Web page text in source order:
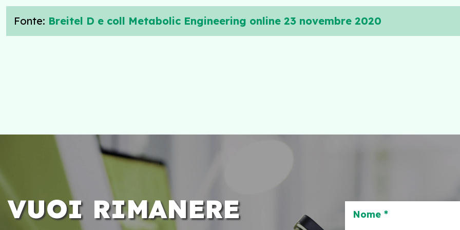
Fonte: Breitel D e coll Metabolic Engineering online 23 novembre 2020
VUOI RIMANERE
Nome *